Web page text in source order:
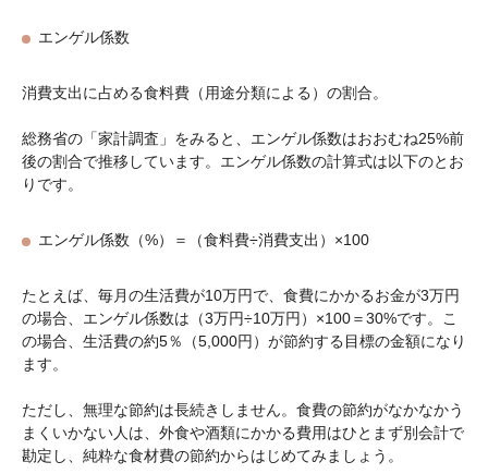
エンゲル係数
消費支出に占める食料費（用途分類による）の割合。
総務省の「家計調査」をみると、エンゲル係数はおおむね25%前
後の割合で推移しています。エンゲル係数の計算式は以下のとお
りです。
エンゲル係数（%）＝（食料費÷消費支出）×100
たとえば、毎月の生活費が10万円で、食費にかかるお金が3万円
の場合、エンゲル係数は（3万円÷10万円）×100＝30%です。こ
の場合、生活費の約5％（5,000円）が節約する目標の金額になり
ます。
ただし、無理な節約は長続きしません。食費の節約がなかなかう
まくいかない人は、外食や酒類にかかる費用はひとまず別会計で
勘定し、純粋な食材費の節約からはじめてみましょう。